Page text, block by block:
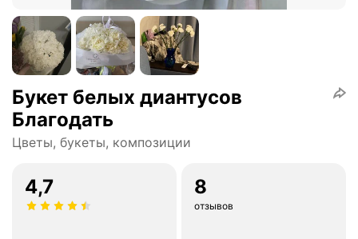
Букет белых диантусов
Благодать
Цветы, букеты, композиции
4,7 8
отзывов